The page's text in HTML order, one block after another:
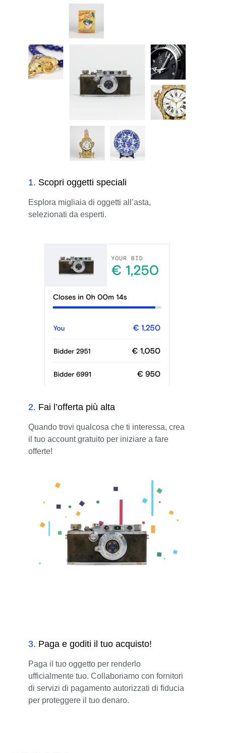
1. Scopri oggetti speciali
Esplora migliaia di oggetti all’asta,
selezionati da esperti.
2. Fai l’offerta più alta
Quando trovi qualcosa che ti interessa, crea
il tuo account gratuito per iniziare a fare
offerte!
3. Paga e goditi il tuo acquisto!
Paga il tuo oggetto per renderlo
ufficialmente tuo. Collaboriamo con fornitori
di servizi di pagamento autorizzati di fiducia
per proteggere il tuo denaro.